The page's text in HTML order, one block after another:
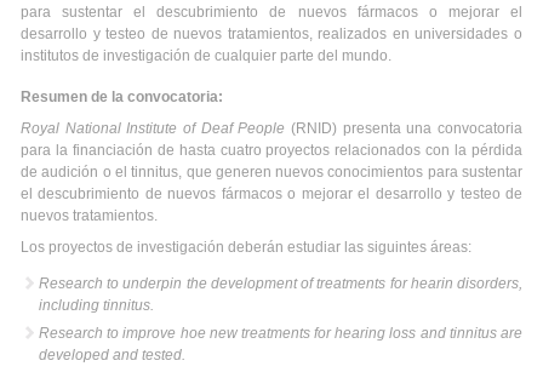
para sustentar el descubrimiento de nuevos fármacos o mejorar el
desarrollo y testeo de nuevos tratamientos, realizados en universidades o
institutos de investigación de cualquier parte del mundo.
Resumen de la convocatoria:
Royal National Institute of Deaf People (RNID) presenta una convocatoria
para la financiación de hasta cuatro proyectos relacionados con la pérdida
de audición o el tinnitus, que generen nuevos conocimientos para sustentar
el descubrimiento de nuevos fármacos o mejorar el desarrollo y testeo de
nuevos tratamientos.
Los proyectos de investigación deberán estudiar las siguintes áreas:
Research to underpin the development of treatments for hearin disorders,
including tinnitus.
Research to improve hoe new treatments for hearing loss and tinnitus are
developed and tested.